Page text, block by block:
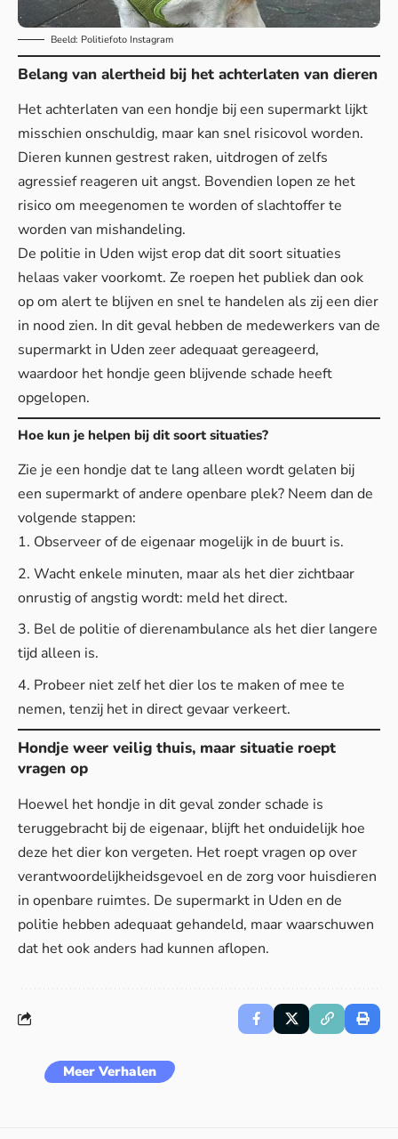
Beeld: Politiefoto Instagram
Belang van alertheid bij het achterlaten van dieren
Het achterlaten van een hondje bij een supermarkt lijkt
misschien onschuldig, maar kan snel risicovol worden.
Dieren kunnen gestrest raken, uitdrogen of zelfs
agressief reageren uit angst. Bovendien lopen ze het
risico om meegenomen te worden of slachtoffer te
worden van mishandeling.
De politie in Uden wijst erop dat dit soort situaties
helaas vaker voorkomt. Ze roepen het publiek dan ook
op om alert te blijven en snel te handelen als zij een dier
in nood zien. In dit geval hebben de medewerkers van de
supermarkt in Uden zeer adequaat gereageerd,
waardoor het hondje geen blijvende schade heeft
opgelopen.
Hoe kun je helpen bij dit soort situaties?
Zie je een hondje dat te lang alleen wordt gelaten bij
een supermarkt of andere openbare plek? Neem dan de
volgende stappen:
Observeer of de eigenaar mogelijk in de buurt is.
Wacht enkele minuten, maar als het dier zichtbaar
onrustig of angstig wordt: meld het direct.
Bel de politie of dierenambulance als het dier langere
tijd alleen is.
Probeer niet zelf het dier los te maken of mee te
nemen, tenzij het in direct gevaar verkeert.
Hondje weer veilig thuis, maar situatie roept
vragen op
Hoewel het hondje in dit geval zonder schade is
teruggebracht bij de eigenaar, blijft het onduidelijk hoe
deze het dier kon vergeten. Het roept vragen op over
verantwoordelijkheidsgevoel en de zorg voor huisdieren
in openbare ruimtes. De supermarkt in Uden en de
politie hebben adequaat gehandeld, maar waarschuwen
dat het ook anders had kunnen aflopen.
Meer Verhalen